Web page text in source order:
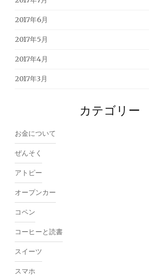
2017年6月
2017年5月
2017年4月
2017年3月
カテゴリー
お金について
ぜんそく
アトピー
オープンカー
コペン
コーヒーと読書
スイーツ
スマホ